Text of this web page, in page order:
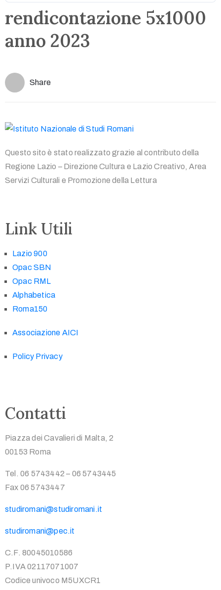
rendicontazione 5x1000
anno 2023
Share
Questo sito è stato realizzato grazie al contributo della
Regione Lazio – Direzione Cultura e Lazio Creativo, Area
Servizi Culturali e Promozione della Lettura
Link Utili
Lazio 900
Opac SBN
Opac RML
Alphabetica
Roma150
Associazione AICI
Policy Privacy
Contatti
Piazza dei Cavalieri di Malta, 2
00153 Roma
Tel. 06 5743442 – 06 5743445
Fax 06 5743447
studiromani@studiromani.it
studiromani@pec.it
C.F. 80045010586
P.IVA 02117071007
Codice univoco M5UXCR1